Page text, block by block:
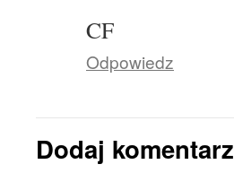
CF
Odpowiedz
Dodaj komentarz